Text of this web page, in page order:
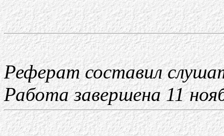
Реферат составил
Работа завершена 11